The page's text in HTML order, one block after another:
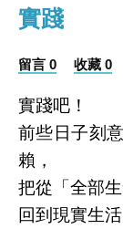
實踐
留言 0 收藏 0
實踐吧！
前些日子刻
賴，
把從「全部
回到現實生